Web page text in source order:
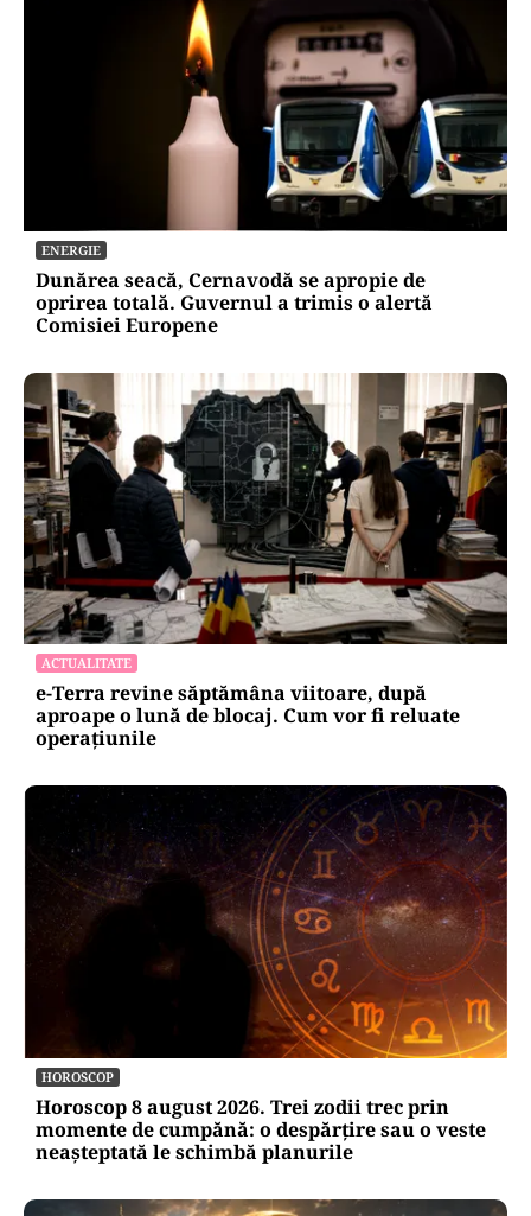
ENERGIE
Dunărea seacă, Cernavodă se apropie de
oprirea totală. Guvernul a trimis o alertă
Comisiei Europene
ACTUALITATE
e-Terra revine săptămâna viitoare, după
aproape o lună de blocaj. Cum vor fi reluate
operațiunile
HOROSCOP
Horoscop 8 august 2026. Trei zodii trec prin
momente de cumpănă: o despărțire sau o veste
neașteptată le schimbă planurile